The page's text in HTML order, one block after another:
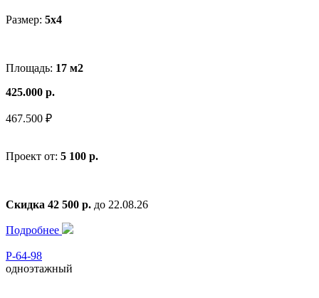
Размер: 5x4
Площадь: 17 м2
425.000 р.
467.500 ₽
Проект от: 5 100 р.
Скидка 42 500 р. до 22.08.26
Подробнее
Р-64-98
одноэтажный